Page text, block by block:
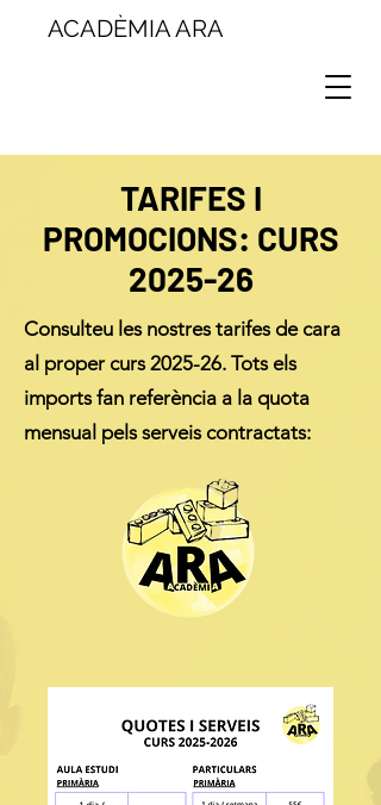
ACADÈMIA ARA
TARIFES I
PROMOCIONS: CURS
2025-26
Consulteu les nostres tarifes de cara
al proper curs 2025-26. Tots els
imports fan referència a la quota
mensual pels serveis contractats: